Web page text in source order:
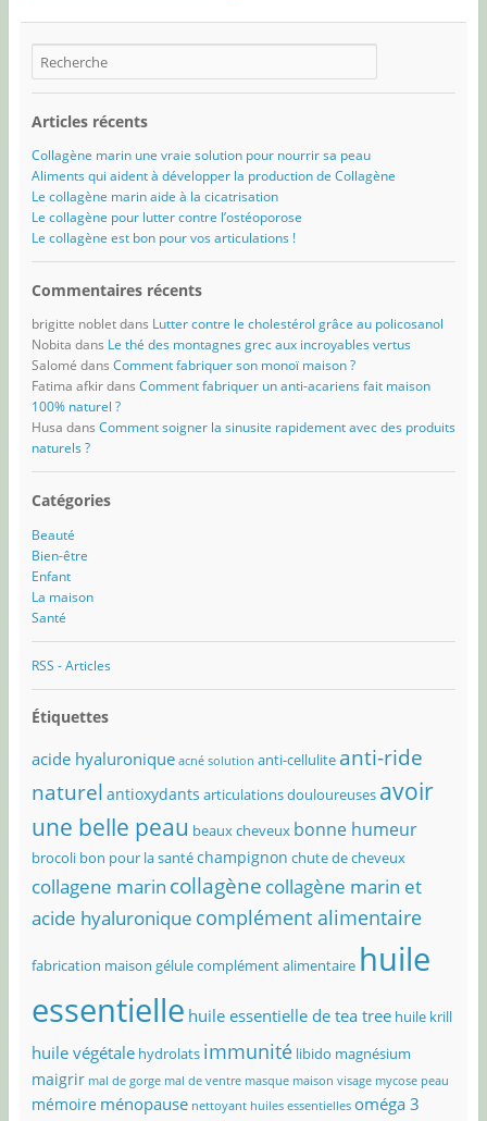
Articles récents
Collagène marin une vraie solution pour nourrir sa peau
Aliments qui aident à développer la production de Collagène
Le collagène marin aide à la cicatrisation
Le collagène pour lutter contre l’ostéoporose
Le collagène est bon pour vos articulations !
Commentaires récents
brigitte nobletdans Lutter contre le cholestérol grâce au policosanol
Nobita dans Le thé des montagnes grec aux incroyables vertus
Salomé dans Comment fabriquer son monoï maison ?
Fatima afkirdans Comment fabriquer un anti-acariens fait maison
100% naturel ?
Husa dans Comment soigner la sinusite rapidement avec des produits
naturels ?
Catégories
Beauté
Bien-être
Enfant
La maison
Santé
RSS - Articles
Étiquettes
acide hyaluronique acné solution anti-cellulite anti-ride
naturel antioxydants articulations douloureuses avoir
une belle peau beaux cheveux bonne humeur
brocoli bon pour la santé champignon chute de cheveux
collagene marin collagène collagène marin et
acide hyaluronique complément alimentaire
fabrication maison gélule complément alimentaire huile
essentielle huile essentielle de tea tree huile krill
huile végétale hydrolats immunité libido magnésium
maigrir mal de gorge mal de ventre masque maison visage mycose peau
mémoire ménopause nettoyant huiles essentielles oméga 3